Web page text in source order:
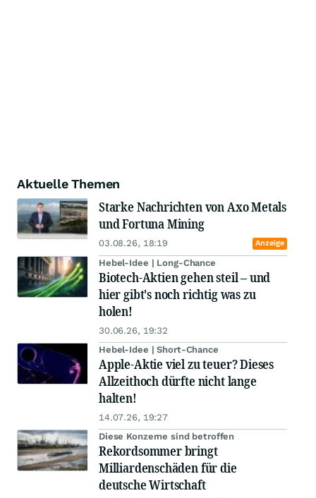
Aktuelle Themen
Starke Nachrichten von Axo Metals
und Fortuna Mining
03.08.26, 18:19 Anzeige
Hebel-Idee | Long-Chance
Biotech-Aktien gehen steil – und
hier gibt's noch richtig was zu
holen!
30.06.26, 19:32
Hebel-Idee | Short-Chance
Apple-Aktie viel zu teuer? Dieses
Allzeithoch dürfte nicht lange
halten!
14.07.26, 19:27
Diese Konzerne sind betroffen
Rekordsommer bringt
Milliardenschäden für die
deutsche Wirtschaft